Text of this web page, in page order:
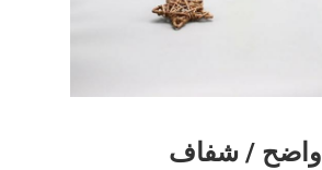
واضح / شفاف